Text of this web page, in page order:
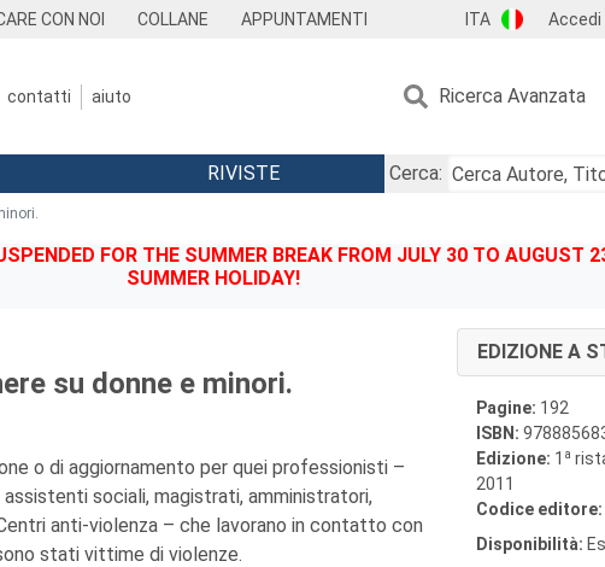
CON NOI COLLANE APPUNTAMENTI ITA Accedi
contatti aiuto Ricerca Avanzata
RIVISTE
Cerca:
FOR THE SUMMER BREAK FROM JULY 30 TO AUGUST
SUMMER HOLIDAY!
su donne e minori.
o di aggiornamento per quei professionisti –
sociali, magistrati, amministratori,
anti-violenza – che lavorano in contatto con
stati vittime di violenze.
EDIZIONE A
Pagine: 192
ISBN:
Edizione: 1 a
2011
Codice editore:
Disponibilità: